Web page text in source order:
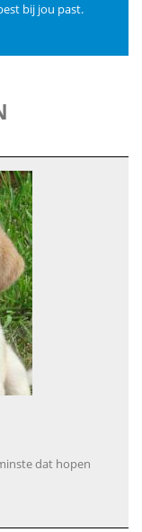
bij jou past.
dat hopen